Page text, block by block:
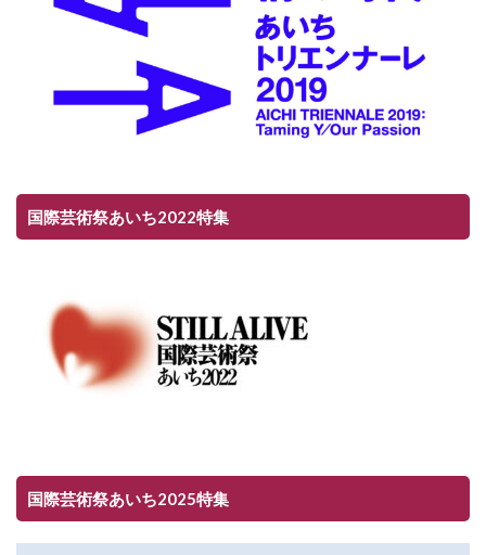
国際芸術祭あいち2022特集
国際芸術祭あいち2025特集